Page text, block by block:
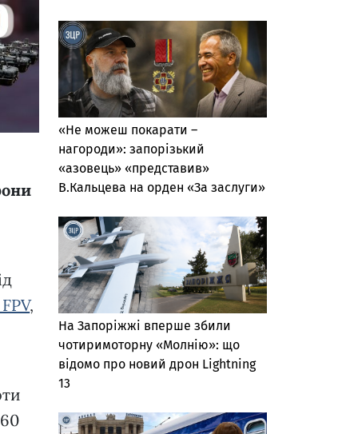
,
«Не можеш покарати –
нагороди»: запорізький
«азовець» «представив»
В.Кальцева на орден «За заслуги»
На Запоріжжі вперше збили
чотиримоторну «Молнію»: що
відомо про новий дрон Lightning
13